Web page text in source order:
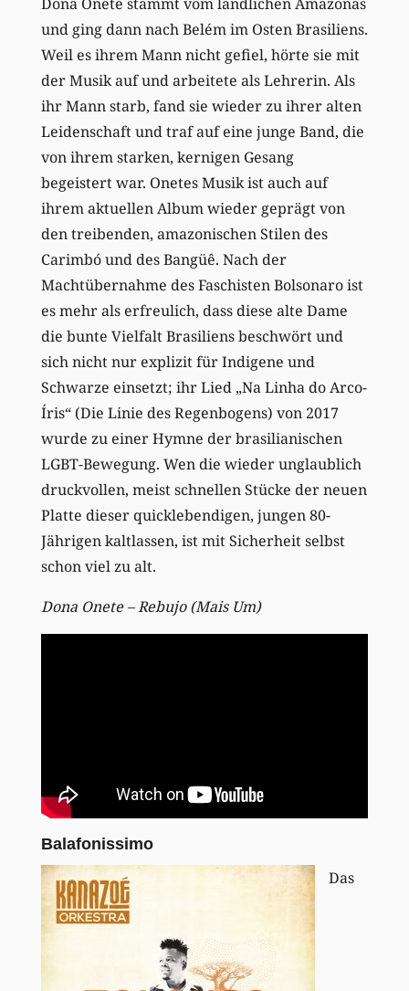
und ging dann nach Belém im Osten Brasiliens.
Weil es ihrem Mann nicht gefiel, hörte sie mit
der Musik auf und arbeitete als Lehrerin. Als
ihr Mann starb, fand sie wieder zu ihrer alten
Leidenschaft und traf auf eine junge Band, die
von ihrem starken, kernigen Gesang
begeistert war. Onetes Musik ist auch auf
ihrem aktuellen Album wieder geprägt von
den treibenden, amazonischen Stilen des
Carimbó und des Bangüê. Nach der
Machtübernahme des Faschisten Bolsonaro ist
es mehr als erfreulich, dass diese alte Dame
die bunte Vielfalt Brasiliens beschwört und
sich nicht nur explizit für Indigene und
Schwarze einsetzt; ihr Lied „Na Linha do Arco-
Íris“ (Die Linie des Regenbogens) von 2017
wurde zu einer Hymne der brasilianischen
LGBT-Bewegung. Wen die wieder unglaublich
druckvollen, meist schnellen Stücke der neuen
Platte dieser quicklebendigen, jungen 80-
Jährigen kaltlassen, ist mit Sicherheit selbst
schon viel zu alt.
Dona Onete – Rebujo (Mais Um)
Balafonissimo
Das